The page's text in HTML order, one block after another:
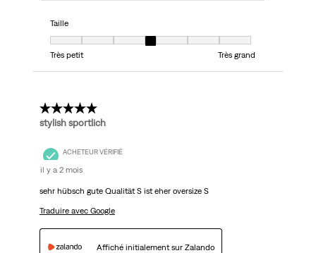
Taille
Taille, 4 sur 7, où 1 est égal à Très petit et 7 est égal à Très grand
Très petit
Très grand
5 étoile(s) sur 5.
stylish sportlich
ACHETEUR VÉRIFIÉ
il y a 2 mois
sehr hübsch gute Qualität S ist eher oversize S
Traduire avec Google
Affiché initialement sur Zalando